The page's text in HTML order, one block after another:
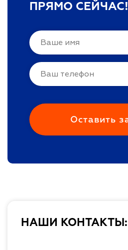
ПРЯМО СЕЙЧАС!
НАШИ КОНТАКТЫ: